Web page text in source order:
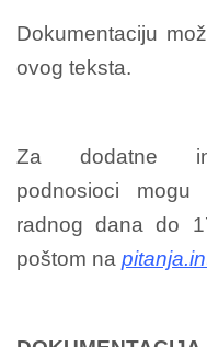
Dokumentaciju
ovog teksta.
Za dodatne
podnosioci
radnog dana do
poštom na